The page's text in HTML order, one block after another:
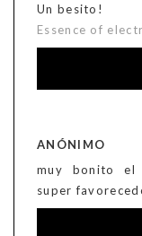
Un besito!
Essence of
ANÓNIMO
muy bonito el
super